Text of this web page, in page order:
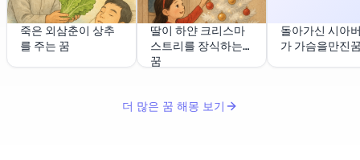
죽은 외삼춘이 상추
를 주는 꿈
딸이 하얀 크리스마
스트리를 장식하는
꿈
돌아가신 시아
가 가슴을만진
더 많은 꿈 해몽 보기